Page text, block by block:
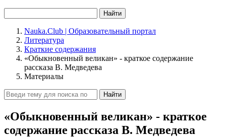
Найти
Nauka.Club | Образовательный портал
Литература
Краткие содержания
«Обыкновенный великан» - краткое содержание
рассказа В. Медведева
Материалы
Найти
«Обыкновенный великан» - краткое
содержание рассказа В. Медведева